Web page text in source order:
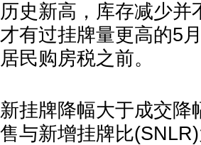
历史新高，库存减少并
才有过挂牌量更高的5
居民购房税之前。
新挂牌降幅大于成交降
售与新增挂牌比